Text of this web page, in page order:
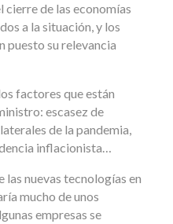
cierre de las economías
a la situación, y los
puesto su relevancia
factores que están
escasez de
de la pandemia,
inflacionista…
las nuevas tecnologías en
mucho de unos
empresas se